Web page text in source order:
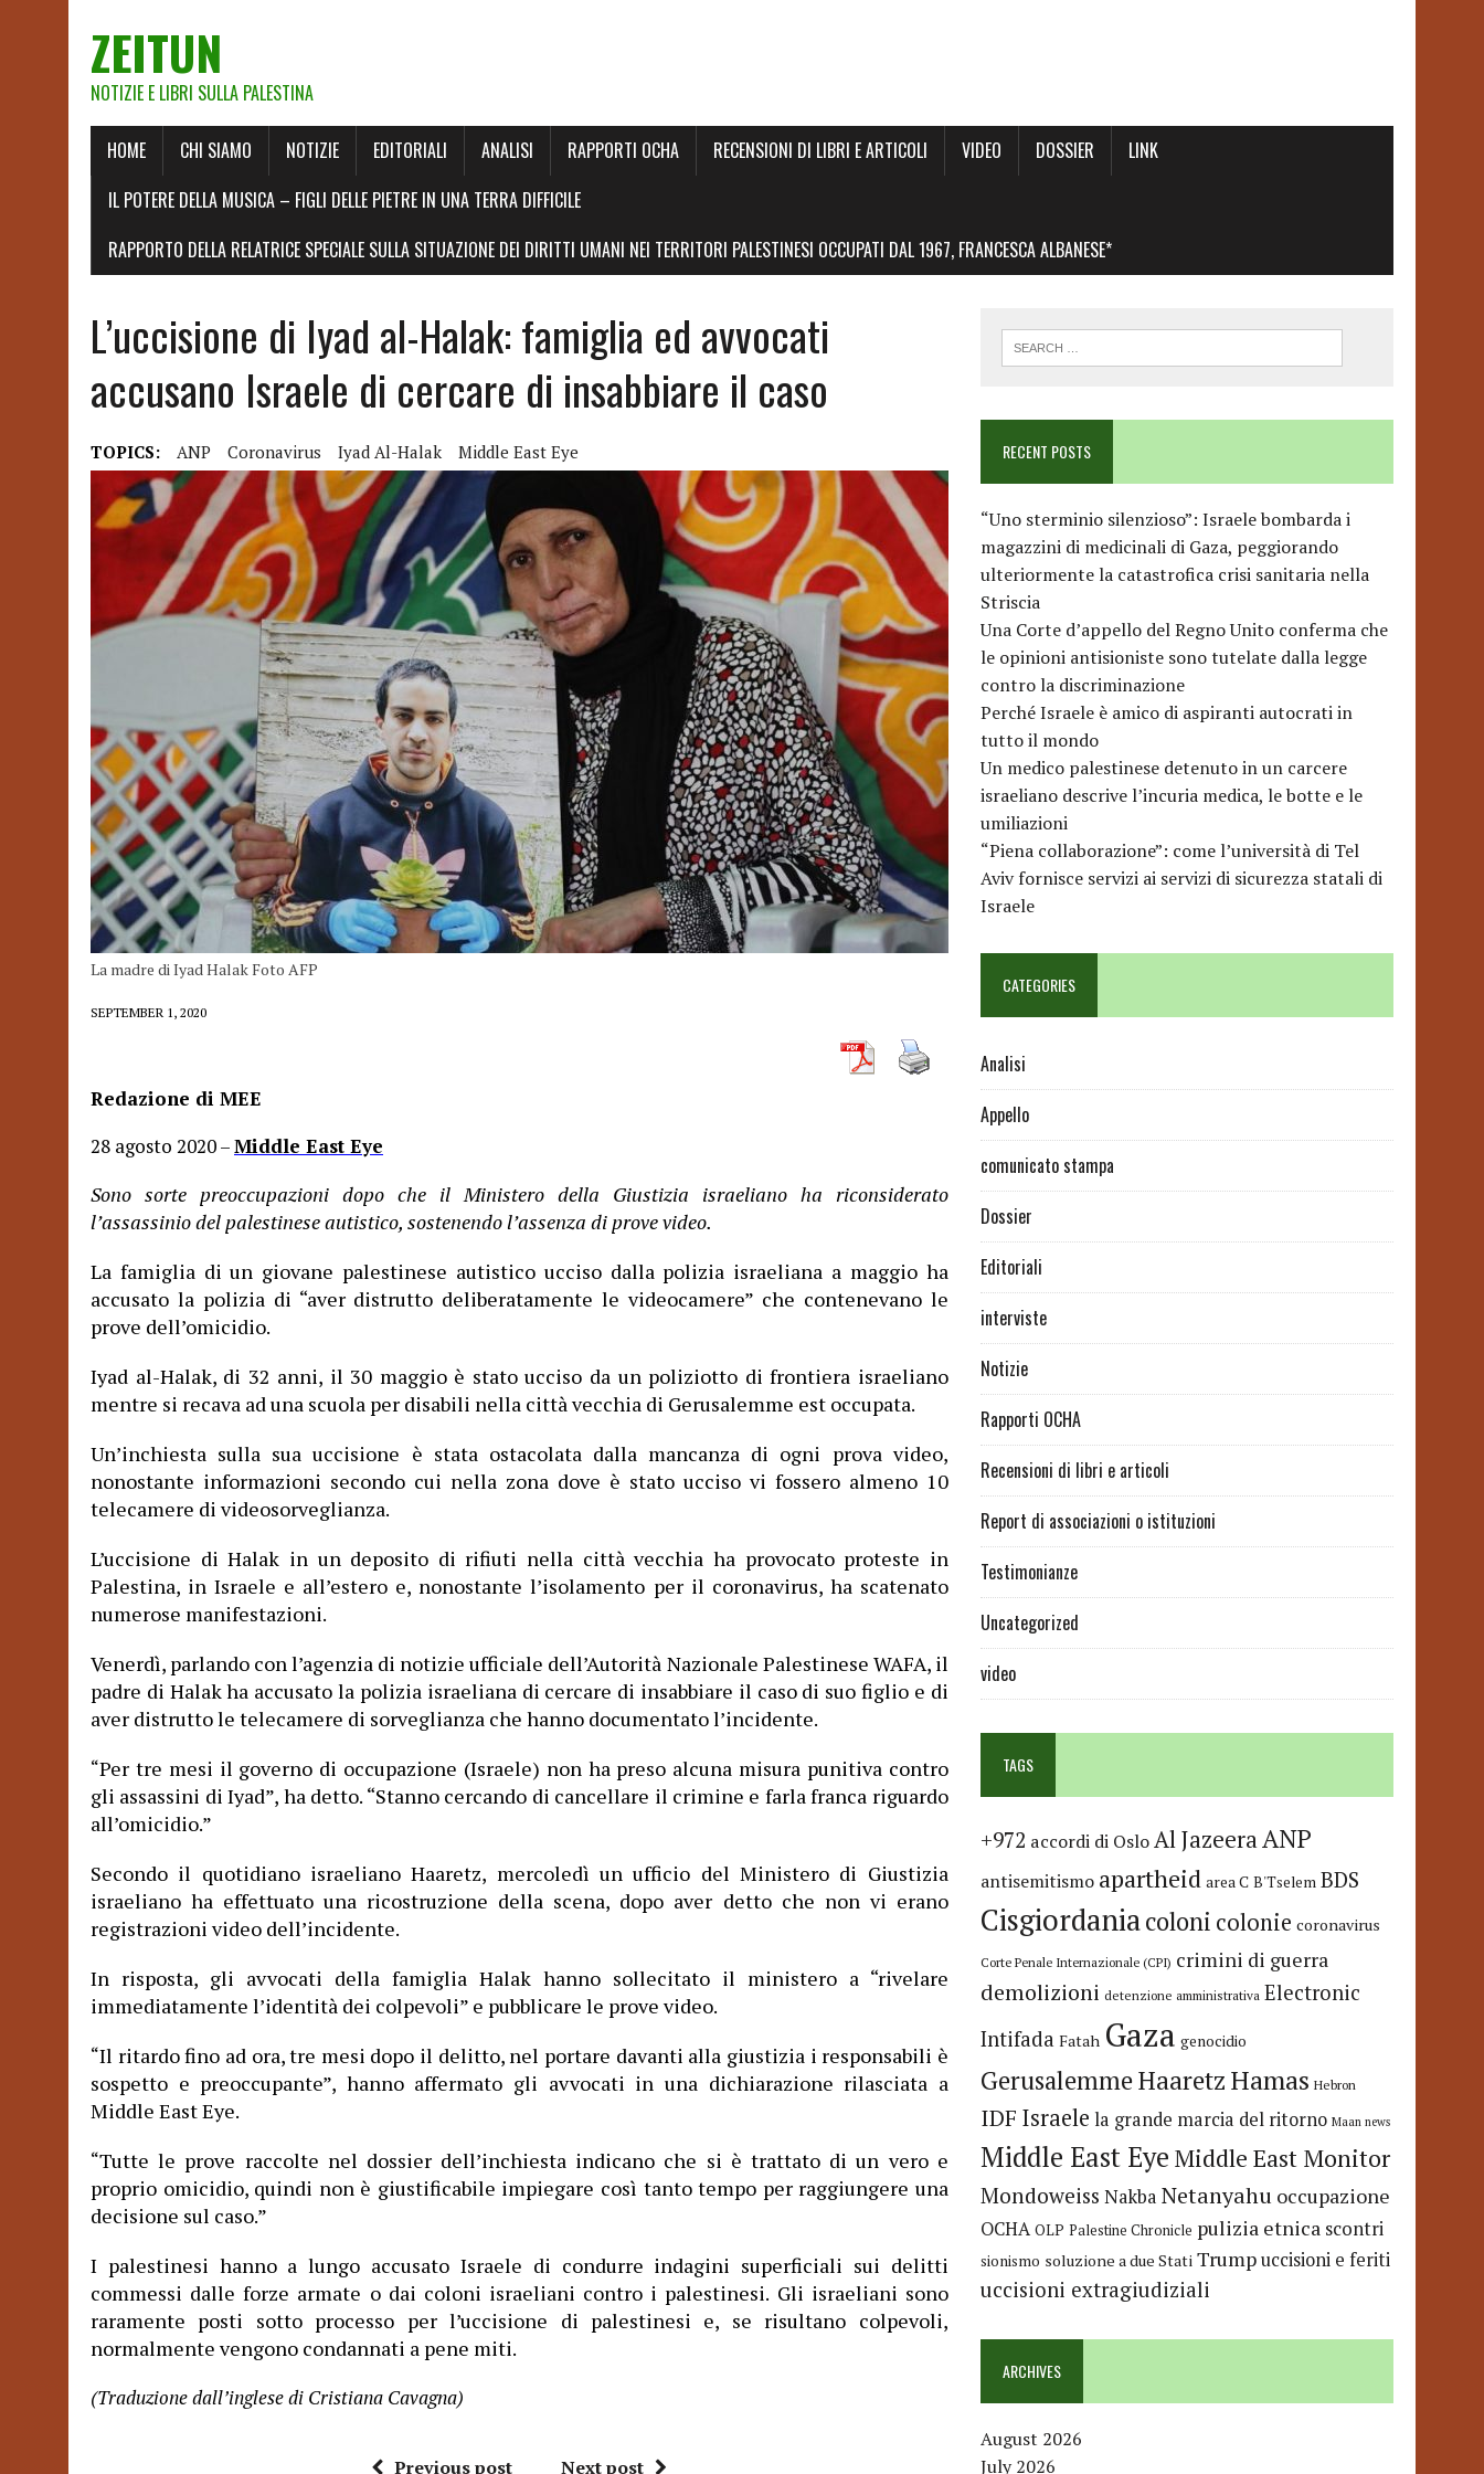
ZEITUN
NOTIZIE E LIBRI SULLA PALESTINA
HOME CHI SIAMO NOTIZIE EDITORIALI ANALISI RAPPORTI OCHA RECENSIONI DI LIBRI E ARTICOLI VIDEO DOSSIER
LINK
IL POTERE DELLA MUSICA – FIGLI DELLE PIETRE IN UNA TERRA DIFFICILE
RAPPORTO DELLA RELATRICE SPECIALE SULLA SITUAZIONE DEI DIRITTI UMANI NEI TERRITORI PALESTINESI OCCUPATI DAL 1967, FRANCESCA ALBANESE*
L’uccisione di Iyad al-Halak: famiglia ed avvocati
accusano Israele di cercare di insabbiare il caso
TOPICS: ANP Coronavirus Iyad Al-Halak Middle East Eye
La madre di Iyad Halak Foto AFP
SEPTEMBER 1, 2020
Redazione di MEE
28 agosto 2020 –Middle East Eye
Sono sorte preoccupazioni dopo che il Ministero della Giustizia israeliano ha riconsiderato
l’assassinio del palestinese autistico, sostenendo l’assenza di prove video.
La famiglia di un giovane palestinese autistico ucciso dalla polizia israeliana a maggio ha
accusato la polizia di “aver distrutto deliberatamente le videocamere” che contenevano le
prove dell’omicidio.
Iyad al-Halak, di 32 anni, il 30 maggio è stato ucciso da un poliziotto di frontiera israeliano
mentre si recava ad una scuola per disabili nella città vecchia di Gerusalemme est occupata.
Un’inchiesta sulla sua uccisione è stata ostacolata dalla mancanza di ogni prova video,
nonostante informazioni secondo cui nella zona dove è stato ucciso vi fossero almeno 10
telecamere di videosorveglianza.
L’uccisione di Halak in un deposito di rifiuti nella città vecchia ha provocato proteste in
Palestina, in Israele e all’estero e, nonostante l’isolamento per il coronavirus, ha scatenato
numerose manifestazioni.
Venerdì, parlando con l’agenzia di notizie ufficiale dell’Autorità Nazionale Palestinese WAFA, il
padre di Halak ha accusato la polizia israeliana di cercare di insabbiare il caso di suo figlio e di
aver distrutto le telecamere di sorveglianza che hanno documentato l’incidente.
“Per tre mesi il governo di occupazione (Israele) non ha preso alcuna misura punitiva contro
gli assassini di Iyad”, ha detto. “Stanno cercando di cancellare il crimine e farla franca riguardo
all’omicidio.”
Secondo il quotidiano israeliano Haaretz, mercoledì un ufficio del Ministero di Giustizia
israeliano ha effettuato una ricostruzione della scena, dopo aver detto che non vi erano
registrazioni video dell’incidente.
In risposta, gli avvocati della famiglia Halak hanno sollecitato il ministero a “rivelare
immediatamente l’identità dei colpevoli” e pubblicare le prove video.
“Il ritardo fino ad ora, tre mesi dopo il delitto, nel portare davanti alla giustizia i responsabili è
sospetto e preoccupante”, hanno affermato gli avvocati in una dichiarazione rilasciata a
Middle East Eye.
“Tutte le prove raccolte nel dossier dell’inchiesta indicano che si è trattato di un vero e
proprio omicidio, quindi non è giustificabile impiegare così tanto tempo per raggiungere una
decisione sul caso.”
I palestinesi hanno a lungo accusato Israele di condurre indagini superficiali sui delitti
commessi dalle forze armate o dai coloni israeliani contro i palestinesi. Gli israeliani sono
raramente posti sotto processo per l’uccisione di palestinesi e, se risultano colpevoli,
normalmente vengono condannati a pene miti.
(Traduzione dall’inglese di Cristiana Cavagna)
Previous post Next post
RECENT POSTS
“Uno sterminio silenzioso”: Israele bombarda i
magazzini di medicinali di Gaza, peggiorando
ulteriormente la catastrofica crisi sanitaria nella
Striscia
Una Corte d’appello del Regno Unito conferma che
le opinioni antisioniste sono tutelate dalla legge
contro la discriminazione
Perché Israele è amico di aspiranti autocrati in
tutto il mondo
Un medico palestinese detenuto in un carcere
israeliano descrive l’incuria medica, le botte e le
umiliazioni
“Piena collaborazione”: come l’università di Tel
Aviv fornisce servizi ai servizi di sicurezza statali di
Israele
CATEGORIES
Analisi
Appello
comunicato stampa
Dossier
Editoriali
interviste
Notizie
Rapporti OCHA
Recensioni di libri e articoli
Report di associazioni o istituzioni
Testimonianze
Uncategorized
video
TAGS
+972 accordi di OsloAl JazeeraANP
antisemitismo apartheid area C B'Tselem BDS
Cisgiordaniacoloni colonie coronavirus
Corte Penale Internazionale (CPI) crimini di guerra
demolizioni detenzione amministrativa Electronic
Intifada Fatah Gaza genocidio
GerusalemmeHaaretzHamas Hebron
IDF Israele la grande marcia del ritorno Maan news
Middle East Eye Middle East Monitor
Mondoweiss Nakba Netanyahu occupazione
OCHA OLP Palestine Chronicle pulizia etnica scontri
sionismo soluzione a due Stati Trumpuccisioni e feriti
uccisioni extragiudiziali
ARCHIVES
August 2026
July 2026